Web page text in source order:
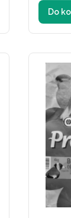
Do